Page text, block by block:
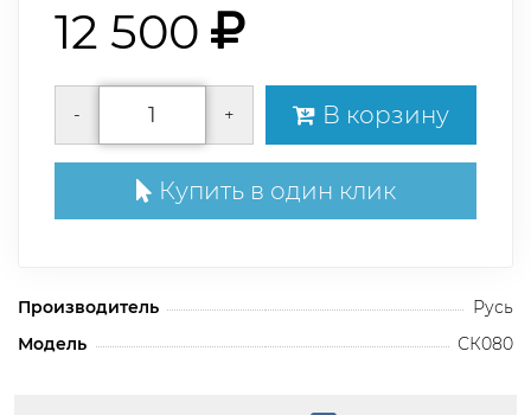
12 500
- + В корзину
Купить в один клик
Производитель
Русь
Модель
СК080